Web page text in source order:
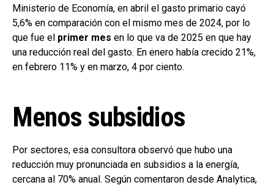
Ministerio de Economía, en abril el gasto primario cayó
5,6% en comparación con el mismo mes de 2024, por lo
que fue el primer mes en lo que va de 2025 en que hay
una reducción real del gasto. En enero había crecido 21%,
en febrero 11% y en marzo, 4 por ciento.
Menos subsidios
Por sectores, esa consultora observó que hubo una
reducción muy pronunciada en subsidios a la energía,
cercana al 70% anual. Según comentaron desde Analytica,